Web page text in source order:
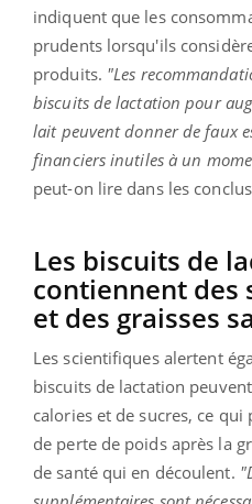
indiquent que les
prudents lorsqu'ils
produits. "Les
biscuits de lactation pour
lait peuvent donner de faux
financiers inutiles à un
peut-on lire dans les
Les biscuits de
contiennent des
et des graisses
Les scientifiques alertent
biscuits de lactation
calories et de sucres, ce
de perte de poids après la
de santé qui en découlent.